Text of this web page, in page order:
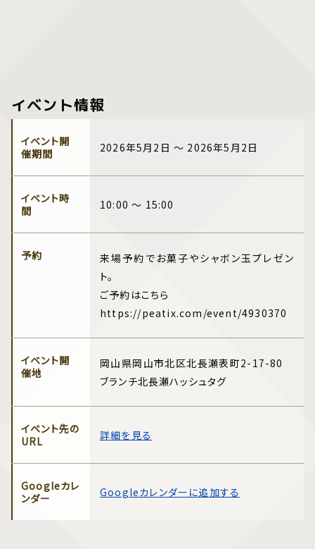
イベント情報
イベント開
催期間
2026年5月2日 ～ 2026年5月2日
イベント時
間
10:00 ～ 15:00
予約
来場予約でお菓子やシャボン玉プレゼン
ト。
ご予約はこちら
https://peatix.com/event/4930370
イベント開
催地
岡山県岡山市北区北長瀬表町2-17-80
ブランチ北長瀬ハッシュタグ
イベント先の
URL
詳細を見る
Googleカレ
ンダー
Googleカレンダーに追加する